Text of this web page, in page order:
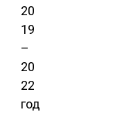
20
19
–
20
22
год